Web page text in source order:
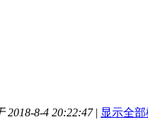
2018-8-4 20:22:47 | 显示全